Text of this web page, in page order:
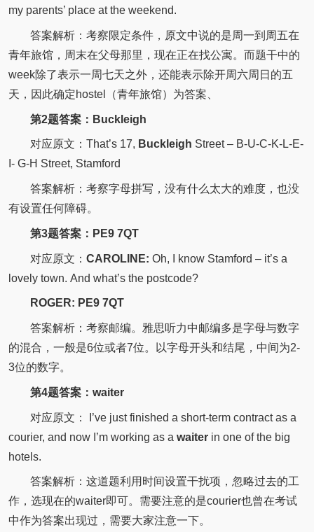
my parents’ place at the weekend.
答案解析：考察限定条件，原文中说的是周一到周五在
青年旅馆，周末在父母那里，现在正在找公寓。而题干中的
week除了表示一周七天之外，还能表示除开周六周日的五
天，因此确定hostel（青年旅馆）为答案、
第2题答案：Buckleigh
对应原文：That’s 17, Buckleigh Street – B-U-C-K-L-E-
I- G-H Street, Stamford
答案解析：考察字母拼写，没有什么太大的难度，也没
有设置任何障碍。
第3题答案：PE9 7QT
对应原文： CAROLINE: Oh, I know Stamford – it’s a
lovely town. And what’s the postcode?
ROGER: PE9 7QT
答案解析：考察邮编。雅思听力中邮编多是字母与数字
的混合，一般是6位或者7位。以字母开头和结尾，中间为2-
3位的数字。
第4题答案：waiter
对应原文： I’ve just finished a short-term contractas a
courier, and now I’m working as a waiter in one of the big
hotels.
答案解析：这道题利用时间设置干扰项，忽略过去的工
作，选现在的waiter即可。需要注意的是courier也曾在考试
中作为答案出现过，需要大家注意一下。